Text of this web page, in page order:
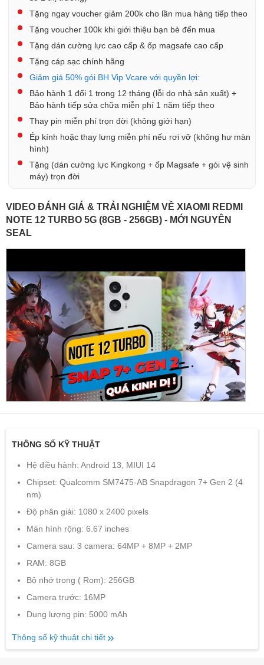
Tặng ngay voucher giảm 200k cho lần mua hàng tiếp theo
Tặng voucher 100k khi giới thiệu bạn bè đến mua
Tặng dán cường lực cao cấp & ốp magsafe cao cấp
Tặng cáp sạc chính hãng
Giảm giá 50% gói BH Vip Vcare với quyền lợi:
Bảo hành 1 đổi 1 trong 12 tháng (lỗi do nhà sản xuất) +
Bảo hành tiếp sửa chữa miễn phí 1 năm tiếp theo
Thay pin miễn phí trọn đời (không giới hạn)
Ép kính hoặc thay lưng miễn phí nếu rơi vỡ (không hư màn
hình)
Tặng (dán cường lực Kingkong + ốp Magsafe + gói vệ sinh
máy) trọn đời
VIDEO ĐÁNH GIÁ & TRẢI NGHIỆM VỀ XIAOMI REDMI
NOTE 12 TURBO 5G (8GB - 256GB) - MỚI NGUYÊN
SEAL
THÔNG SỐ KỸ THUẬT
Hệ điều hành: Android 13, MIUI 14
Chipset: Qualcomm SM7475-AB Snapdragon 7+ Gen 2 (4
nm)
Độ phân giải: 1080 x 2400 pixels
Màn hình rộng: 6.67 inches
Camera sau: 3 camera: 64MP + 8MP + 2MP
RAM: 8GB
Bộ nhớ trong ( Rom): 256GB
Camera trước: 16MP
Dung lượng pin: 5000 mAh
Thông số kỹ thuật chi tiết